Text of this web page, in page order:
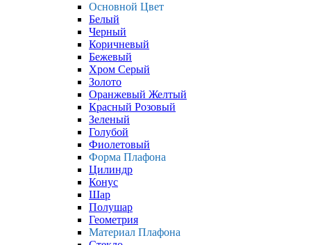
Основной Цвет
Белый
Черный
Коричневый
Бежевый
Хром Серый
Золото
Оранжевый Желтый
Красный Розовый
Зеленый
Голубой
Фиолетовый
Форма Плафона
Цилиндр
Конус
Шар
Полушар
Геометрия
Материал Плафона